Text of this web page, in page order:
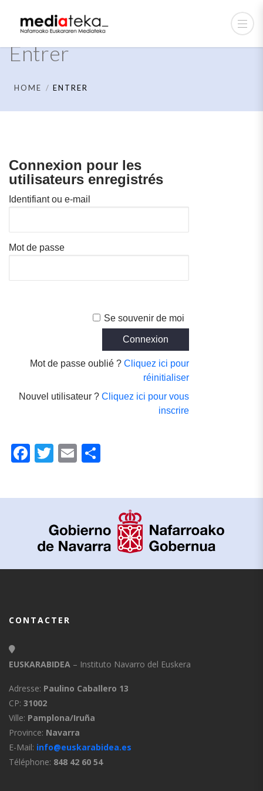
Entrer
HOME ENTRER
Connexion pour les
utilisateurs enregistrés
Identifiant ou e-mail
Mot de passe
Se souvenir de moi
Mot de passe oublié ?Cliquez ici pour
réinitialiser
Nouvel utilisateur ?Cliquez ici pour vous
inscrire
Facebook
Twitter
Email
CONTACTER
EUSKARABIDEA – Instituto Navarro del Euskera
Adresse: Paulino Caballero 13
CP: 31002
Ville: Pamplona/Iruña
Province: Navarra
E-Mail: info@euskarabidea.es
Téléphone: 848 42 60 54